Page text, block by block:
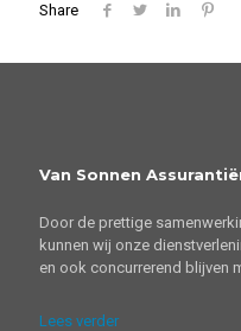
Share
Van Sonnen
Door de prettige
kunnen wij onze
en ook concurrerend blijven
Lees verder